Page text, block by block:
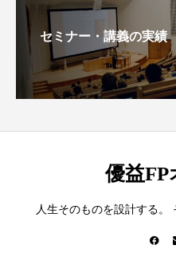
セミナー・講義の実績
優益FP
人生そのものを設計する。